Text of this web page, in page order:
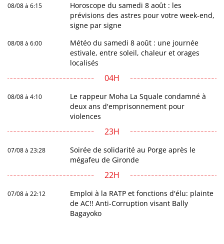
08/08 à 6:15
Horoscope du samedi 8 août : les
prévisions des astres pour votre week-end,
signe par signe
08/08 à 6:00
Météo du samedi 8 août : une journée
estivale, entre soleil, chaleur et orages
localisés
04H
08/08 à 4:10
Le rappeur Moha La Squale condamné à
deux ans d'emprisonnement pour
violences
23H
07/08 à 23:28
Soirée de solidarité au Porge après le
mégafeu de Gironde
22H
07/08 à 22:12
Emploi à la RATP et fonctions d'élu: plainte
de AC!! Anti-Corruption visant Bally
Bagayoko